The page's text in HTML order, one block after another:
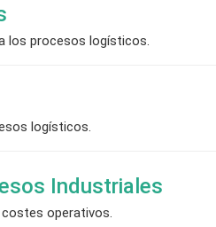
los procesos logísticos.
logísticos.
Industriales
operativos.